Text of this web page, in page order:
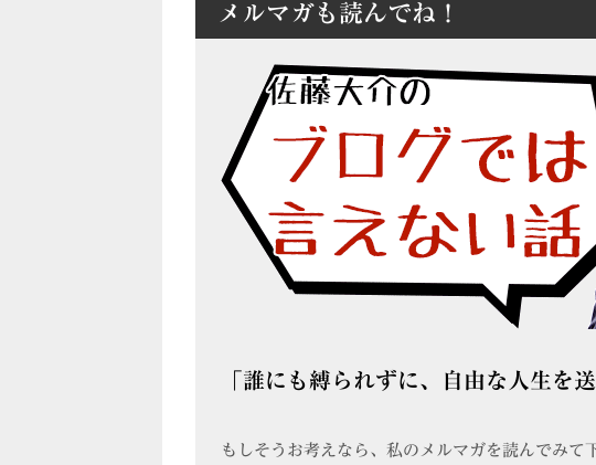
メルマガも読んでね！
「誰にも縛られずに、自由な人生を送
もしそうお考えなら、私のメルマガを読んでみて